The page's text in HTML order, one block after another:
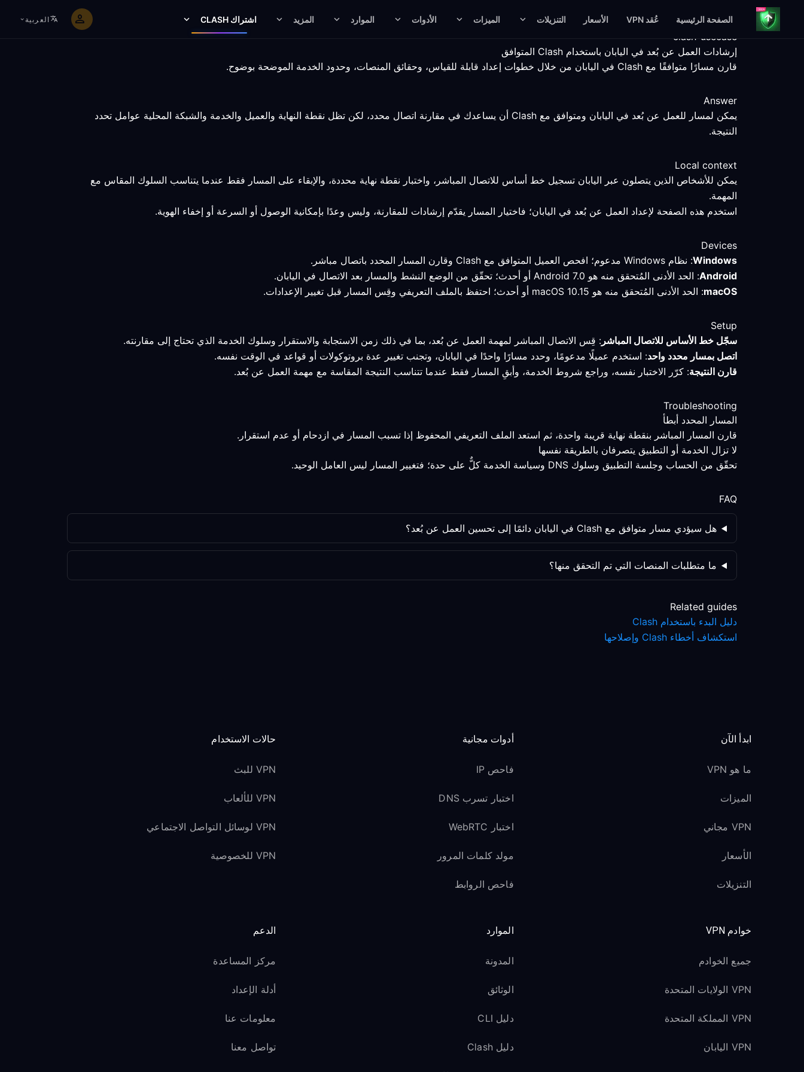
الصفحة الرئيسية عُقد VPN الأسعار التنزيلات الميزات الأدوات الموارد المزيد اشتراك CLASH العربية
clash-usecase
إرشادات العمل عن بُعد في اليابان باستخدام Clash المتوافق
قارن مسارًا متوافقًا مع Clash في اليابان من خلال خطوات إعداد قابلة للقياس، وحقائق المنصات، وحدود الخدمة الموضحة بوضوح.
Answer
يمكن لمسار للعمل عن بُعد في اليابان ومتوافق مع Clash أن يساعدك في مقارنة اتصال محدد، لكن تظل نقطة النهاية والعميل والخدمة والشبكة المحلية عوامل تحدد
النتيجة.
Local context
يمكن للأشخاص الذين يتصلون عبر اليابان تسجيل خط أساس للاتصال المباشر، واختبار نقطة نهاية محددة، والإبقاء على المسار فقط عندما يتناسب السلوك المقاس مع
المهمة.
استخدم هذه الصفحة لإعداد العمل عن بُعد في اليابان؛ فاختيار المسار يقدّم إرشادات للمقارنة، وليس وعدًا بإمكانية الوصول أو السرعة أو إخفاء الهوية.
Devices
Windows: نظام Windows مدعوم؛ افحص العميل المتوافق مع Clash وقارن المسار المحدد باتصال مباشر.
Android: الحد الأدنى المُتحقق منه هو Android 7.0 أو أحدث؛ تحقّق من الوضع النشط والمسار بعد الاتصال في اليابان.
macOS: الحد الأدنى المُتحقق منه هو macOS 10.15 أو أحدث؛ احتفظ بالملف التعريفي وقِس المسار قبل تغيير الإعدادات.
Setup
سجّل خط الأساس للاتصال المباشر : قِس الاتصال المباشر لمهمة العمل عن بُعد، بما في ذلك زمن الاستجابة والاستقرار وسلوك الخدمة الذي تحتاج إلى مقارنته.
اتصل بمسار محدد واحد: استخدم عميلًا مدعومًا، وحدد مسارًا واحدًا في اليابان، وتجنب تغيير عدة بروتوكولات أو قواعد في الوقت نفسه.
قارن النتيجة: كرّر الاختبار نفسه، وراجع شروط الخدمة، وأبقِ المسار فقط عندما تتناسب النتيجة المقاسة مع مهمة العمل عن بُعد.
Troubleshooting
المسار المحدد أبطأ
قارن المسار المباشر بنقطة نهاية قريبة واحدة، ثم استعد الملف التعريفي المحفوظ إذا تسبب المسار في ازدحام أو عدم استقرار.
لا تزال الخدمة أو التطبيق يتصرفان بالطريقة نفسها
تحقّق من الحساب وجلسة التطبيق وسلوك DNS وسياسة الخدمة كلٌّ على حدة؛ فتغيير المسار ليس العامل الوحيد.
FAQ
هل سيؤدي مسار متوافق مع Clash في اليابان دائمًا إلى تحسين العمل عن بُعد؟
ما متطلبات المنصات التي تم التحقق منها؟
Related guides
دليل البدء باستخدام Clash
استكشاف أخطاء Clash وإصلاحها
ابدأ الآن
ما هو VPN
الميزات
VPN مجاني
الأسعار
التنزيلات
أدوات مجانية
فاحص IP
اختبار تسرب DNS
اختبار WebRTC
مولد كلمات المرور
فاحص الروابط
حالات الاستخدام
VPN للبث
VPN للألعاب
VPN لوسائل التواصل الاجتماعي
VPN للخصوصية
خوادم VPN
جميع الخوادم
VPN الولايات المتحدة
VPN المملكة المتحدة
VPN اليابان
الموارد
المدونة
الوثائق
دليل CLI
دليل Clash
الدعم
مركز المساعدة
أدلة الإعداد
معلومات عنا
تواصل معنا